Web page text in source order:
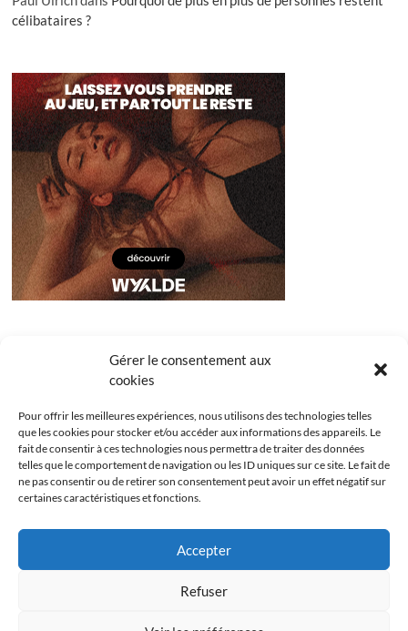
Gérer le consentement aux
cookies
Pour offrir les meilleures expériences, nous utilisons des technologies telles
que les cookies pour stocker et/ou accéder aux informations des appareils. Le
fait de consentir à ces technologies nous permettra de traiter des données
telles que le comportement de navigation ou les ID uniques sur ce site. Le fait de
ne pas consentir ou de retirer son consentement peut avoir un effet négatif sur
certaines caractéristiques et fonctions.
Accepter
Refuser
célibataires ?
Politique de cookies (UE)